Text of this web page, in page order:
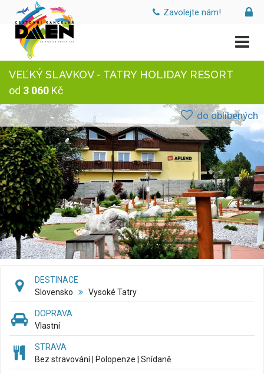
Zavolejte nám!
VEĽKÝ SLAVKOV - TATRY HOLIDAY RESORT
od 3 060 Kč
do oblíbených
DESTINACE
Slovensko
Vysoké Tatry
DOPRAVA
Vlastní
STRAVA
Bez stravování | Polopenze | Snídaně